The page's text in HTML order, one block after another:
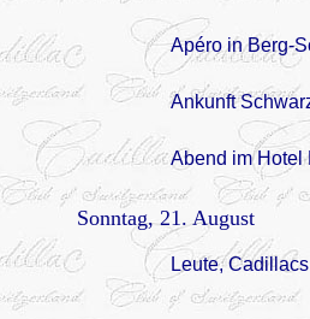
Apéro in Berg-
Ankunft
Abend im Hotel
Sonntag, 21. August
Leute,